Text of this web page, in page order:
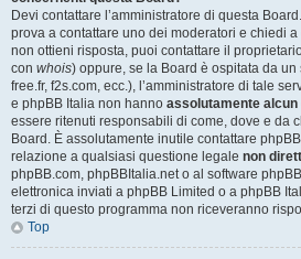
Devi contattare l’amministratore di questa
prova a contattare uno dei moderatori e chiedi
non ottieni risposta, puoi contattare il
con whois) oppure, se la Board è ospitata da
free.fr, f2s.com, ecc.), l’amministratore di tale
e phpBB Italia non hanno assolutamente
essere ritenuti responsabili di come, dove e da
Board. È assolutamente inutile contattare
relazione a qualsiasi questione legale non
phpBB.com, phpBBItalia.net o al software
elettronica inviati a phpBB Limited o a phpBB
terzi di questo programma non riceveranno
Top